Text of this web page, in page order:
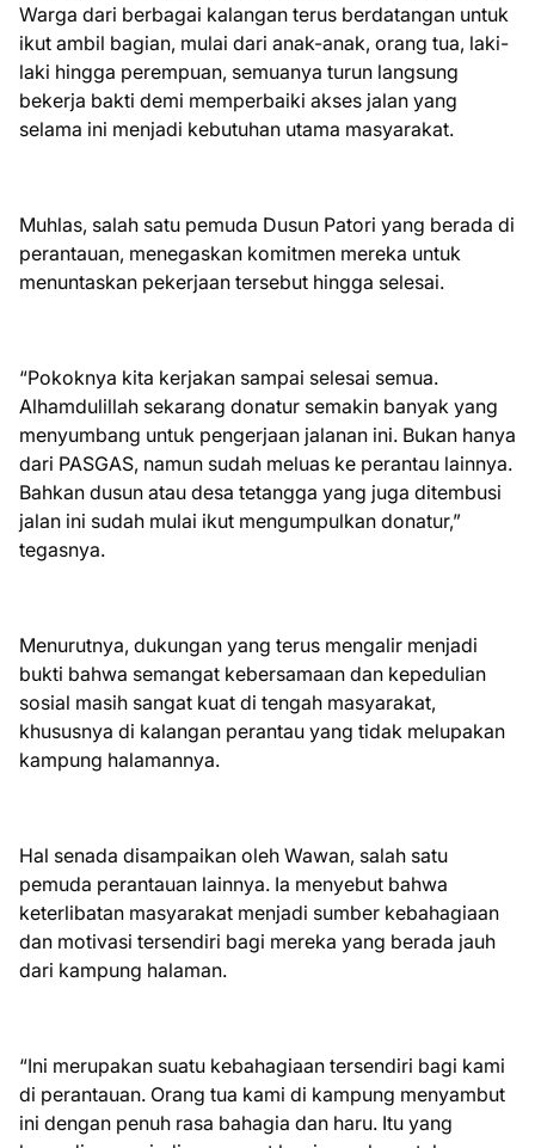
Warga dari berbagai kalangan terus berdatangan untuk
ikut ambil bagian, mulai dari anak-anak, orang tua, laki-
laki hingga perempuan, semuanya turun langsung
bekerja bakti demi memperbaiki akses jalan yang
selama ini menjadi kebutuhan utama masyarakat.
Muhlas, salah satu pemuda Dusun Patori yang berada di
perantauan, menegaskan komitmen mereka untuk
menuntaskan pekerjaan tersebut hingga selesai.
“Pokoknya kita kerjakan sampai selesai semua.
Alhamdulillah sekarang donatur semakin banyak yang
menyumbang untuk pengerjaan jalanan ini. Bukan hanya
dari PASGAS, namun sudah meluas ke perantau lainnya.
Bahkan dusun atau desa tetangga yang juga ditembusi
jalan ini sudah mulai ikut mengumpulkan donatur,”
tegasnya.
Menurutnya, dukungan yang terus mengalir menjadi
bukti bahwa semangat kebersamaan dan kepedulian
sosial masih sangat kuat di tengah masyarakat,
khususnya di kalangan perantau yang tidak melupakan
kampung halamannya.
Hal senada disampaikan oleh Wawan, salah satu
pemuda perantauan lainnya. Ia menyebut bahwa
keterlibatan masyarakat menjadi sumber kebahagiaan
dan motivasi tersendiri bagi mereka yang berada jauh
dari kampung halaman.
“Ini merupakan suatu kebahagiaan tersendiri bagi kami
di perantauan. Orang tua kami di kampung menyambut
ini dengan penuh rasa bahagia dan haru. Itu yang